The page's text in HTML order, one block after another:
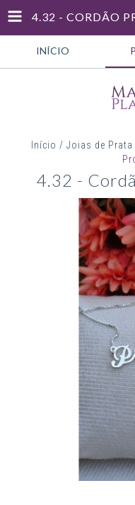
4.32 - CORDÃO
INÍCIO
Início / Joias de Prata
4.32 -